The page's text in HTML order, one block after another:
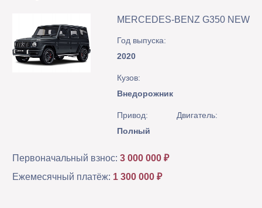
MERCEDES-BENZ G350 NEW
Год выпуска:
2020
Кузов:
Внедорожник
Привод:
Полный
Двигатель:
Первоначальный взнос: 3 000 000 ₽
Ежемесячный платёж: 1 300 000 ₽